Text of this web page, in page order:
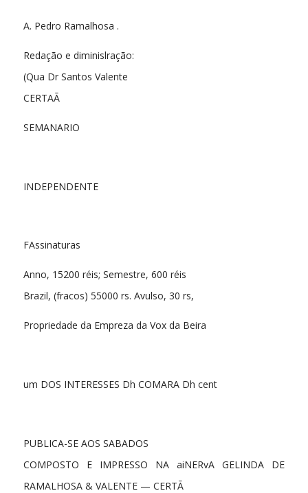
A. Pedro Ramalhosa .
Redação e diminislração:
(Qua Dr Santos Valente
CERTAÃ
SEMANARIO
INDEPENDENTE
FAssinaturas
Anno, 15200 réis; Semestre, 600 réis
Brazil, (fracos) 55000 rs. Avulso, 30 rs,
Propriedade da Empreza da Vox da Beira
um DOS INTERESSES Dh COMARA Dh cent
PUBLICA-SE AOS SABADOS
COMPOSTO E IMPRESSO NA aiNERvA GELINDA DE
RAMALHOSA & VALENTE — CERTÃ